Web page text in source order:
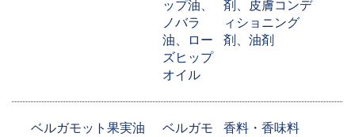
ップ油、
ノバラ
油、ロー
ズヒップ
オイル
剤、皮膚コンデ
ィショニング
剤、油剤
ベルガモット果実油
ベルガモ
香料・香味料